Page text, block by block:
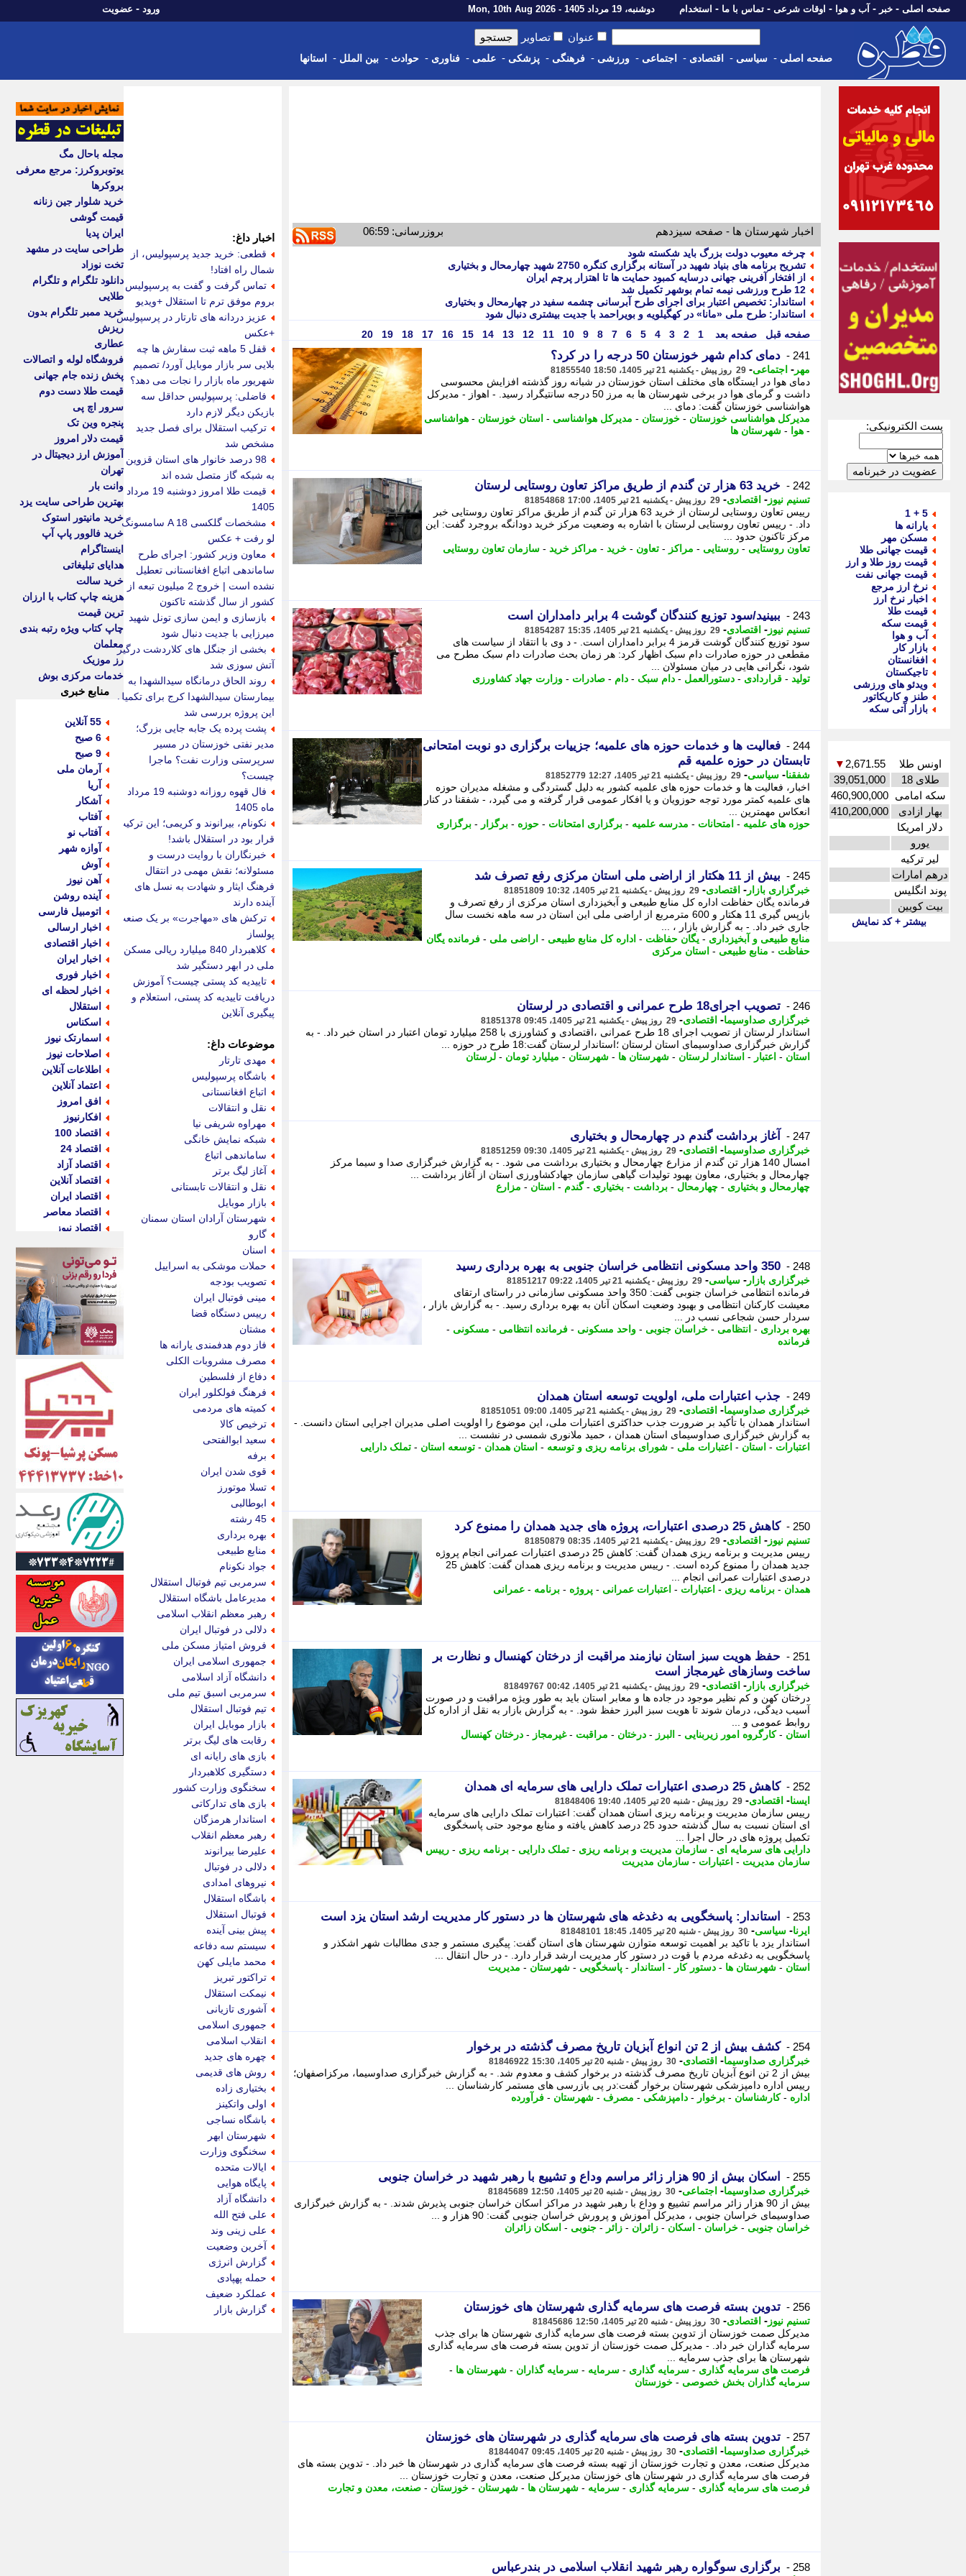
صفحه اصلی - خبر - آب و هوا - اوقات شرعی - تماس با ما - استخدام دوشنبه، 19 مرداد 1405 - Mon, 10th Aug 2026 ورود - عضویت
عنوان تصاویر
صفحه اصلی - سیاسی - اقتصادی - اجتماعی - ورزشی - فرهنگی - پزشکی - علمی - فناوری - حوادث - بین الملل - استانها
پست الکترونیکی:
5 + 1
یارانه ها
مسکن مهر
قیمت جهانی طلا
قیمت روز طلا و ارز
قیمت جهانی نفت
نرخ ارز مرجع
اخبار نرخ ارز
قیمت طلا
قیمت سکه
آب و هوا
بازار کار
افغانستان
تاجیکستان
ویدئو های ورزشی
طنز و کاریکاتور
بازار آتی سکه
اونس طلا 2,671.55
▼
طلای 18
39,051,000
سکه امامی 460,900,000
بهار ازادی
410,200,000
دلار امریکا
یورو
لیر ترکیه
درهم امارات
پوند انگلیس
بیت کویین
بیشتر + کد نمایش
اخبار شهرستان ها - صفحه سیزدهم بروزرسانی: 06:59
چرخه معیوب دولت بزرگ باید شکسته شود
تشریح برنامه های بنیاد شهید در آستانه برگزاری کنگره 2750 شهید چهارمحال و بختیاری
از افتخار آفرینی جهانی درسایه کمبود حمایت ها تا اهتزار پرچم ایران
12 طرح ورزشی نیمه تمام بوشهر تکمیل شد
استاندار: تخصیص اعتبار برای اجرای طرح آبرسانی چشمه سفید در چهارمحال و بختیاری
استاندار: طرح ملی «مانا» در کهگیلویه و بویراحمد با جدیت بیشتری دنبال شود
صفحه قبل
صفحه بعد 1
2
3
4
5
6
7
8
9
10
11
12
13
14
15
16
17
18
19
20
241 - دمای کدام شهر خوزستان 50 درجه را در کرد؟
مهر - اجتماعی- 29 روز پیش - یکشنبه 21 تیر 1405، 18:50 81855540
دمای هوا در ایستگاه های مختلف استان خوزستان در شبانه روز گذشته افزایش محسوسی
داشت و گرمای هوا در برخی شهرستان ها به مرز 50 درجه سانتیگراد رسید. - اهواز - مدیرکل
هواشناسی خوزستان گفت: دمای ...
مدیرکل هواشناسی خوزستان - خوزستان - مدیرکل هواشناسی - استان خوزستان - هواشناسی
- هوا - شهرستان ها
242 - خرید 63 هزار تن گندم از طریق مراکز تعاون روستایی لرستان
تسنیم نیوز - اقتصادی- 29 روز پیش - یکشنبه 21 تیر 1405، 17:00 81854868
رییس تعاون روستایی لرستان از خرید 63 هزار تن گندم از طریق مراکز تعاون روستایی خبر
داد. - رییس تعاون روستایی لرستان با اشاره به وضعیت مرکز خرید دودانگه بروجرد گفت: این
مرکز تاکنون حدود ...
تعاون روستایی - روستایی - مراکز - تعاون - خرید - مراکز خرید - سازمان تعاون روستایی
243 - ببینید/سود توزیع کنندگان گوشت 4 برابر دامداران است
تسنیم نیوز - اقتصادی- 29 روز پیش - یکشنبه 21 تیر 1405، 15:35 81854287
سود توزیع کنندگان گوشت قرمز 4 برابر دامداران است. - د وی با انتقاد از سیاست های
مقطعی در حوزه صادرات دام سبک اظهار کرد: هر زمان بحث صادرات دام سبک مطرح می
شود، نگرانی هایی در میان مسئولان ...
تولید - قراردادی - دستورالعمل - دام سبک - دام - صادرات - وزارت جهاد کشاورزی
244 -
فعالیت ها و خدمات حوزه های علمیه؛ جزییات برگزاری دو نوبت امتحانی
تابستان در حوزه علمیه قم
شفقنا- سیاسی- 29 روز پیش - یکشنبه 21 تیر 1405، 12:27 81852779
اخبار، فعالیت ها و خدمات حوزه های علمیه کشور به دلیل گستردگی و مشغله مدیران حوزه
های علمیه کمتر مورد توجه حوزویان و یا افکار عمومی قرار گرفته و می گیرد، - شفقنا در کنار
انعکاس مهمترین ...
حوزه های علمیه - امتحانات - مدرسه علمیه - برگزاری امتحانات - حوزه - برگزار - برگزاری
245 - بیش از 11 هکتار از اراضی ملی استان مرکزی رفع تصرف شد
خبرگزاری بازار - اقتصادی- 29 روز پیش - یکشنبه 21 تیر 1405، 10:32 81851809
فرمانده یگان حفاظت اداره کل منابع طبیعی و آبخیزداری استان مرکزی از رفع تصرف و
بازپس گیری 11 هکتار و 600 مترمربع از اراضی ملی این استان در سه ماهه نخست سال
جاری خبر داد. - به گزارش بازار ، ...
منابع طبیعی و آبخیزداری - یگان حفاظت - اداره کل منابع طبیعی - اراضی ملی - فرمانده یگان
حفاظت - منابع طبیعی - استان مرکزی
246 - تصویب اجرای18 طرح عمرانی و اقتصادی در لرستان
خبرگزاری صداوسیما- اقتصادی- 29 روز پیش - یکشنبه 21 تیر 1405، 09:45 81851378
استاندار لرستان از تصویب اجرای 18 طرح عمرانی ،اقتصادی و کشاورزی با 258 میلیارد تومان اعتبار در استان خبر داد. - به
گزارش خبرگزاری صداوسیمای استان لرستان ؛استاندار لرستان گفت:18 طرح در حوزه ...
استان - اعتبار - استاندار لرستان - شهرستان ها - شهرستان - میلیارد تومان - لرستان
247 - آغاز برداشت گندم در چهارمحال و بختیاری
خبرگزاری صداوسیما- اقتصادی- 29 روز پیش - یکشنبه 21 تیر 1405، 09:30 81851259
امسال 140 هزار تن گندم از مزارع چهارمحال و بختیاری برداشت می شود. - به گزارش خبرگزاری صدا و سیما مرکز
چهارمحال و بختیاری، معاون بهبود تولیدات گیاهی سازمان جهادکشاورزی استان از آغاز برداشت ...
چهارمحال و بختیاری - چهارمحال - برداشت - بختیاری -گندم - استان - مزارع
248 - 350 واحد مسکونی انتظامی خراسان جنوبی به بهره برداری رسید
خبرگزاری بازار - سیاسی- 29 روز پیش - یکشنبه 21 تیر 1405، 09:22 81851217
فرمانده انتظامی خراسان جنوبی گفت: 350 واحد مسکونی سازمانی در راستای ارتقای
معیشت کارکنان انتظامی و بهبود وضعیت اسکان آنان به بهره برداری رسید. - به گزارش بازار ،
سردار حسن شجاعی نسب در ...
بهره برداری - انتظامی - خراسان جنوبی - واحد مسکونی - فرمانده انتظامی - مسکونی -
فرمانده
249 - جذب اعتبارات ملی، اولویت توسعه استان همدان
خبرگزاری صداوسیما- اقتصادی- 29 روز پیش - یکشنبه 21 تیر 1405، 09:00 81851051
استاندار همدان با تأکید بر ضرورت جذب حداکثری اعتبارات ملی، این موضوع را اولویت اصلی مدیران اجرایی استان دانست. -
به گزارش خبرگزاری صداوسیمای استان همدان ، حمید ملانوری شمسی در نشست ...
اعتبارات - استان - اعتبارات ملی - شورای برنامه ریزی و توسعه - استان همدان - توسعه استان - تملک دارایی
250 - کاهش 25 درصدی اعتبارات، پروژه های جدید همدان را ممنوع کرد
تسنیم نیوز - اقتصادی- 29 روز پیش - یکشنبه 21 تیر 1405، 08:35 81850879
رییس مدیریت و برنامه ریزی همدان گفت: کاهش 25 درصدی اعتبارات عمرانی انجام پروژه
جدید همدان را ممنوع کرده است. - رییس مدیریت و برنامه ریزی همدان گفت: کاهش 25
درصدی اعتبارات عمرانی انجام ...
همدان - برنامه ریزی - اعتبارات - اعتبارات عمرانی - پروژه - برنامه - عمرانی
251 -
حفظ هویت سبز استان نیازمند مراقبت از درختان کهنسال و نظارت بر
ساخت وسازهای غیرمجاز است
خبرگزاری بازار - اقتصادی- 29 روز پیش - یکشنبه 21 تیر 1405، 00:42 81849767
درختان کهن و کم نظیر موجود در جاده ها و معابر استان باید به طور ویژه مراقبت و در صورت
آسیب دیدگی، درمان شوند تا هویت سبز البرز حفظ شود. - به گزارش بازار به نقل از اداره کل
روابط عمومی و ...
استان -کارگروه امور زیربنایی - البرز - درختان - مراقبت -غیرمجاز - درختان کهنسال
252 - کاهش 25 درصدی اعتبارات تملک دارایی های سرمایه ای همدان
ایسنا- اقتصادی- 29 روز پیش - شنبه 20 تیر 1405، 19:40 81848406
رییس سازمان مدیریت و برنامه ریزی استان همدان گفت: اعتبارات تملک دارایی های سرمایه
ای استان نسبت به سال گذشته حدود 25 درصد کاهش یافته و منابع موجود حتی پاسخگوی
تکمیل پروژه های در حال اجرا ...
دارایی های سرمایه ای - سازمان مدیریت و برنامه ریزی - تملک دارایی - برنامه ریزی - رییس
سازمان مدیریت - اعتبارات - سازمان مدیریت
253 - استاندار: پاسخگویی به دغدغه های شهرستان ها در دستور کار مدیریت ارشد استان یزد است
ایرنا- سیاسی- 30 روز پیش - شنبه 20 تیر 1405، 18:45 81848101
استاندار یزد با تاکید بر اهمیت توسعه متوازن شهرستان های استان گفت: پیگیری مستمر و جدی مطالبات شهر اشکذر و
پاسخگویی به دغدغه مردم با قوت در دستور کار مدیریت ارشد قرار دارد. - در ﺣﺎل اﻧﺘﻘﺎل ...
استان - شهرستان ها - دستور کار - استاندار - پاسخگویی - شهرستان - مدیریت
254 - کشف بیش از 2 تن انواع آبزیان تاریخ مصرف گذشته در برخوار
خبرگزاری صداوسیما- اقتصادی- 30 روز پیش - شنبه 20 تیر 1405، 15:30 81846922
بیش از 2 تن انوع آبزیان تاریخ مصرف گذشته در برخوار کشف و معدوم شد. - به گزارش خبرگزاری صداوسیما، مرکزاصفهان؛
رییس اداره دامپزشکی شهرستان برخوار گفت:در پی بازرسی های مستمر کارشناسان ...
اداره -کارشناسان - برخوار - دامپزشکی - مصرف - شهرستان - فرآورده
255 - اسکان بیش از 90 هزار زائر مراسم وداع و تشییع با رهبر شهید در خراسان جنوبی
خبرگزاری صداوسیما- اجتماعی- 30 روز پیش - شنبه 20 تیر 1405، 12:50 81845689
بیش از 90 هزار زائر مراسم تشییع و وداع با رهبر شهید در مراکز اسکان خراسان جنوبی پذیرش شدند. - به گزارش خبرگزاری
صداوسیمای خراسان جنوبی ، مدیرکل آموزش و پرورش خراسان جنوبی گفت: 90 هزار و ...
خراسان جنوبی - خراسان - اسکان - زائران - زائر - جنوبی - اسکان زائران
256 - تدوین بسته فرصت های سرمایه گذاری شهرستان های خوزستان
تسنیم نیوز - اقتصادی- 30 روز پیش - شنبه 20 تیر 1405، 12:50 81845686
مدیرکل صمت خوزستان از تدوین بسته فرصت های سرمایه گذاری شهرستان ها برای جذب
سرمایه گذاران خبر داد. - مدیرکل صمت خوزستان از تدوین بسته فرصت های سرمایه گذاری
شهرستان ها برای جذب سرمایه ...
فرصت های سرمایه گذاری - سرمایه گذاری - سرمایه - سرمایه گذاران - شهرستان ها -
سرمایه گذاران بخش خصوصی - خوزستان
257 - تدوین بسته های فرصت های سرمایه گذاری در شهرستان های خوزستان
خبرگزاری صداوسیما- اقتصادی- 30 روز پیش - شنبه 20 تیر 1405، 09:45 81844047
مدیرکل صنعت، معدن و تجارت خوزستان از تهیه بسته فرصت های سرمایه گذاری در شهرستان ها خبر داد. - تدوین بسته های
فرصت های سرمایه گذاری در شهرستان های خوزستان مدیرکل صنعت، معدن و تجارت خوزستان ...
فرصت های سرمایه گذاری - سرمایه گذاری - سرمایه - شهرستان ها - شهرستان - خوزستان - صنعت، معدن و تجارت
258 - برگزاری سوگواره رهبر شهید انقلاب اسلامی در بندرعباس
اخبار داغ:
قطعی: خرید جدید پرسپولیس، از
شمال راه افتاد!
تماس گرفت و گفت به پرسپولیس
بروم موفق ترم تا استقلال +ویدیو
عزیز دردانه های تارتار در پرسپولیس
+عکس
قفل 5 ماهه ثبت سفارش ها چه
بلایی سر بازار موبایل آورد/ تصمیم
شهریور ماه بازار را نجات می دهد؟
فاضلی: پرسپولیس حداقل سه
بازیکن دیگر لازم دارد
ترکیب استقلال برای فصل جدید
مشخص شد
98 درصد خانوار های استان قزوین
به شبکه گاز متصل شده اند
قیمت طلا امروز دوشنبه 19 مرداد
1405
مشخصات گلکسی A 18 سامسونگ
لو رفت + عکس
معاون وزیر کشور: اجرای طرح
ساماندهی اتباع افغانستانی تعطیل
نشده است | خروج 2 میلیون تبعه از
کشور از سال گذشته تاکنون
بازسازی و ایمن سازی تونل شهید
میرزایی با جدیت دنبال شود
بخشی از جنگل های کلاردشت درگیر
آتش سوزی شد
روند الحاق درمانگاه سیدالشهدا به
بیمارستان سیدالشهدا کرج برای تکمیل
این پروژه بررسی شد
پشت پرده یک جابه جایی بزرگ؛
مدیر نفتی خوزستان در مسیر
سرپرستی وزارت نفت؟ ماجرا
چیست؟
فال قهوه روزانه دوشنبه 19 مرداد
ماه 1405
نکونام، بیرانوند و کریمی؛ این ترکیب
قرار بود در استقلال باشد!
خبرنگاران با روایت درست و
مسئولانه؛ نقش مهمی در انتقال
فرهنگ ایثار و شهادت به نسل های
آینده دارند
ترکش های «مهاجرت» بر یک صنعت
پولساز
کلاهبردار 840 میلیارد ریالی مسکن
ملی در ابهر دستگیر شد
تاییدیه کد پستی چیست؟ آموزش
دریافت تاییدیه کد پستی، استعلام و
پیگیری آنلاین
موضوعات داغ:
مهدی تارتار
باشگاه پرسپولیس
اتباع افغانستانی
نقل و انتقالات
مهراوه شریفی نیا
شبکه نمایش خانگی
ساماندهی اتباع
آغاز لیگ برتر
نقل و انتقالات تابستانی
بازار موبایل
شهرستان آرادان استان سمنان
گارو
اسنان
حملات موشکی به اسراییل
تصویب بودجه
مینی فوتبال ایران
رییس دستگاه قضا
مشتان
فاز دوم هدفمندی یارانه ها
مصرف مشروبات الکلی
دفاع از فلسطین
فرهنگ فولکلور ایران
کمیته های مردمی
ترخیص کالا
سعید ابوالفتحی
برفه
قوی شدن ایران
تسلا موتورز
ابوطالبی
45 رشته
بهره برداری
منابع طبیعی
جواد نکونام
سرمربی تیم فوتبال استقلال
مدیرعامل باشگاه استقلال
رهبر معظم انقلاب اسلامی
دلالی در فوتبال ایران
فروش امتیاز مسکن ملی
جمهوری اسلامی ایران
دانشگاه آزاد اسلامی
سرمربی اسبق تیم ملی
تیم فوتبال استقلال
بازار موبایل ایران
رقابت های لیگ برتر
بازی های رایانه ای
دستگیری کلاهبردار
سخنگوی وزارت کشور
بازی های تدارکاتی
استاندار هرمزگان
رهبر معظم انقلاب
علیرضا بیرانوند
دلالی در فوتبال
نیروهای امدادی
باشگاه استقلال
فوتبال استقلال
پیش بینی آینده
سیستم سه دفاعه
محمد مایلی کهن
تراکتور تبریز
نیمکت استقلال
آشوری تازیانی
جمهوری اسلامی
انقلاب اسلامی
چهره های جدید
روش های قدیمی
بختیاری زاده
اولی واتکینز
باشگاه نساجی
شهرستان ابهر
سخنگوی وزارت
ایالات متحده
پایگاه هوایی
دانشگاه آزاد
علی فتح الله
علی زینی وند
آخرین وضعیت
گزارش انرژی
حمله پهپادی
عملکرد ضعیف
گزارش بازار
مجله باحال مگ
یوتوبروکرز: مرجع معرفی
بروکرها
خرید شلوار جین زنانه
قیمت گوشی
ایران پدیا
طراحی سایت در مشهد
تخت نوزاد
دانلود تلگرام و تلگرام
طلایی
خرید ممبر تلگرام بدون
ریزش
عطاری
فروشگاه لوله و اتصالات
پخش زنده جام جهانی
قیمت طلا دست دوم
سرور اچ پی
پنجره وین تک
قیمت دلار امروز
آموزش ارز دیجیتال در
تهران
وانت بار
بهترین طراحی سایت یزد
خرید مانیتور استوک
خرید فالوور پاپ آپ
اینستاگرام
هدایای تبلیغاتی
خرید سالت
هزینه چاپ کتاب با ارزان
ترین قیمت
چاپ کتاب ویژه رتبه بندی
معلمان
رز موزیک
خدمات مرکزی بوش
منابع خبری
55 آنلاین
6 صبح
9 صبح
آرمان ملی
آریا
آشکار
آفتاب
آفتاب نو
آوازه شهر
آوش
آهن نیوز
آینده روشن
اتومبیل فارسی
اخبار ارسالی
اخبار اقتصادی
اخبار ایران
اخبار فوری
اخبار لحظه ای
استقلال
اسکناس
اسمارتک نیوز
اصلاحات نیوز
اطلاعات آنلاین
اعتماد آنلاین
افق امروز
افکارنیوز
اقتصاد 100
اقتصاد 24
اقتصاد آزاد
اقتصاد آنلاین
اقتصاد ایران
اقتصاد معاصر
اقتصاد نیوز
اکوفارس
اکونگار
اکونیوز
الف
انتشار آنلاین
اندیشه قرن
اندیشه معاصر
اندیشه ها
انرژی پرس
ای استخدام
ایتنا
ایراف
ایران آرت
ایران آنلاین
ایران زندگی
ایران فوری
ایرانی روز
ایرانیتال
ایرنا
ایسکانیوز
ایسنا
ایکنا
ایلنا
اینتیتر
ایونا نیوز
بازتاب آنلاین
باشگاه خبرنگاران
باغستان نیوز
بامبوک
ببین و بخون
بدینسان
بنکر